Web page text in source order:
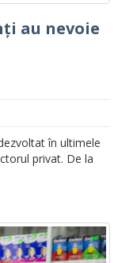
au nevoie
în ultimele
privat. De la